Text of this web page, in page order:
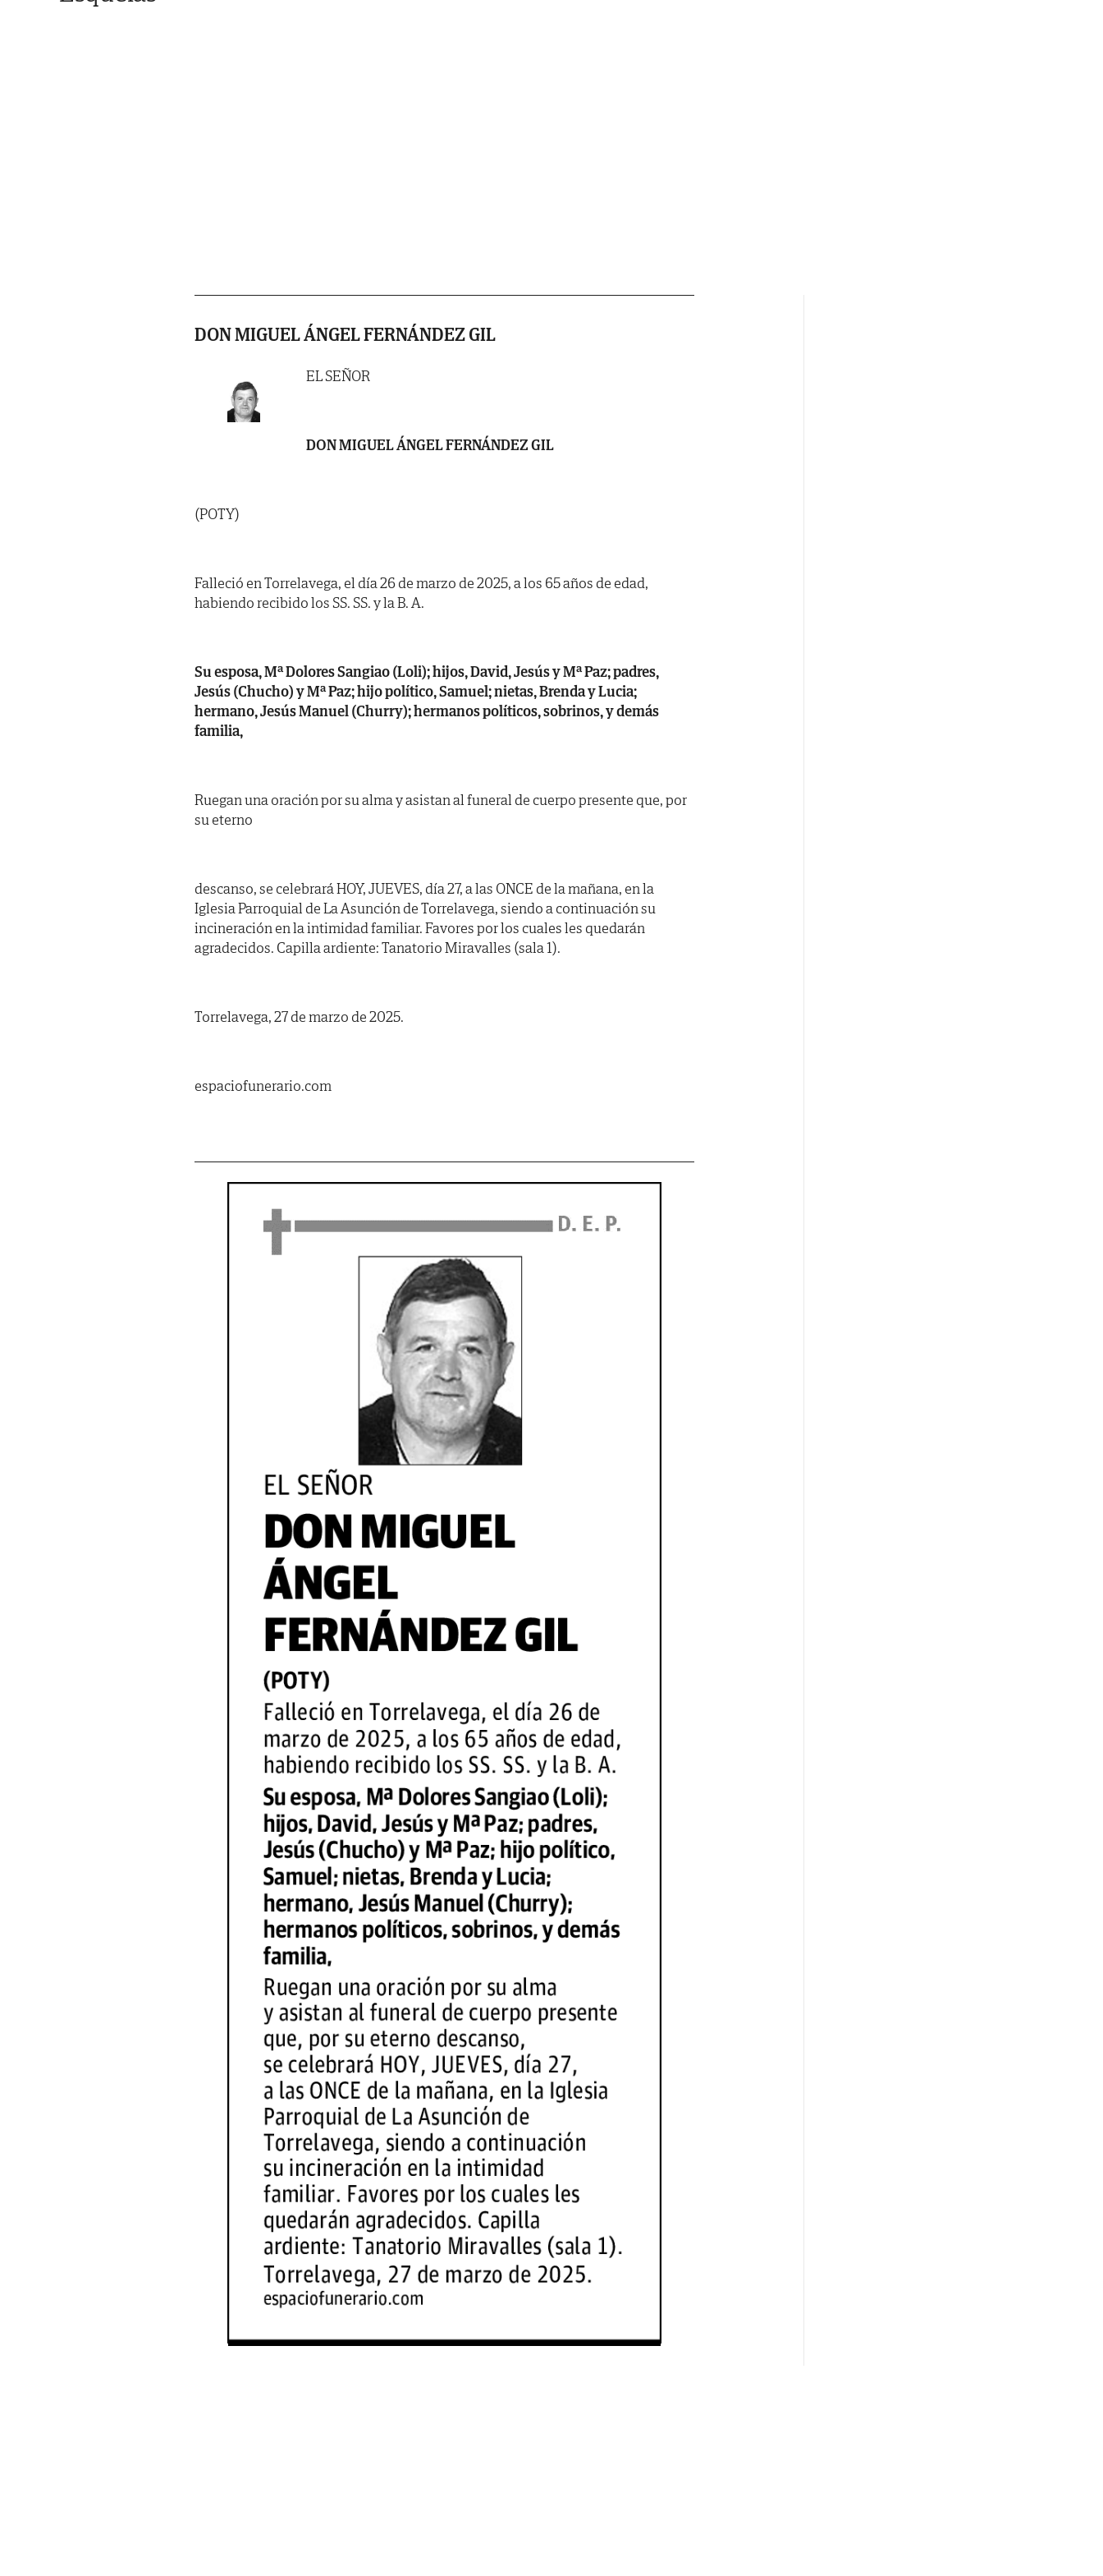
DON MIGUEL ÁNGEL FERNÁNDEZ GIL
EL SEÑOR
DON MIGUEL ÁNGEL FERNÁNDEZ GIL
(POTY)
Falleció en Torrelavega, el día 26 de marzo de 2025, a los 65 años de edad,
habiendo recibido los SS. SS. y la B. A.
Su esposa, Mª Dolores Sangiao (Loli); hijos, David, Jesús y Mª Paz; padres,
Jesús (Chucho) y Mª Paz; hijo político, Samuel; nietas, Brenda y Lucia;
hermano, Jesús Manuel (Churry); hermanos políticos, sobrinos, y demás
familia,
Ruegan una oración por su alma y asistan al funeral de cuerpo presente que, por
su eterno
descanso, se celebrará HOY, JUEVES, día 27, a las ONCE de la mañana, en la
Iglesia Parroquial de La Asunción de Torrelavega, siendo a continuación su
incineración en la intimidad familiar. Favores por los cuales les quedarán
agradecidos. Capilla ardiente: Tanatorio Miravalles (sala 1).
Torrelavega, 27 de marzo de 2025.
espaciofunerario.com